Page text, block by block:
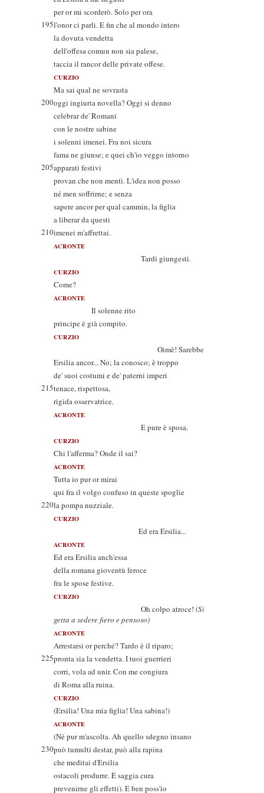
per or mi scorderò. Solo per ora
195l'onor ci parli. E fin che al mondo intero
la dovuta vendetta
dell'offesa comun non sia palese,
taccia il rancor delle private offese.
CURZIO
Ma sai qual ne sovrasta
200oggi ingiuria novella? Oggi si denno
celebrar de' Romani
con le nostre sabine
i solenni imenei. Fra noi sicura
fama ne giunse; e quei ch'io veggo intorno
205apparati festivi
provan che non mentì. L'idea non posso
né men soffrirne; e senza
sapere ancor per qual cammin, la figlia
a liberar da questi
210imenei m'affrettai.
ACRONTE
Tardi giungesti.
CURZIO
Come?
ACRONTE
Il solenne rito
principe è già compito.
CURZIO
Oimè! Sarebbe
Ersilia ancor... No; la conosco; è troppo
de' suoi costumi e de' paterni imperi
215tenace, rispettosa,
rigida osservatrice.
ACRONTE
E pure è sposa.
CURZIO
Chi l'afferma? Onde il sai?
ACRONTE
Tutta io pur or mirai
qui fra il volgo confuso in queste spoglie
220la pompa nuzziale.
CURZIO
Ed era Ersilia...
ACRONTE
Ed era Ersilia anch'essa
della romana gioventù feroce
fra le spose festive.
CURZIO
Oh colpo atroce! (Si
getta a sedere fiero e pensoso)
ACRONTE
Arrestarsi or perché? Tardo è il riparo;
225pronta sia la vendetta. I tuoi guerrieri
corri, vola ad unir. Con me congiura
di Roma alla ruina.
CURZIO
(Ersilia! Una mia figlia! Una sabina!)
ACRONTE
(Né pur m'ascolta. Ah quello sdegno insano
230può tumulti destar, può alla rapina
che meditai d'Ersilia
ostacoli produrre. È saggia cura
prevenirne gli effetti). E ben poss'io